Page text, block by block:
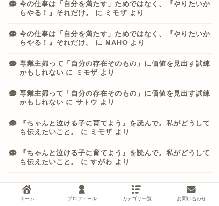
今の仕事は「自分を満たす」ためではなく、『やりたいか
らやる！』それだけ。
に ミモザ より
今の仕事は「自分を満たす」ためではなく、『やりたいか
らやる！』それだけ。
に MAHO より
専業主婦って「自分の存在そのもの」に価値を見出す試練
かもしれない に ミモザ より
専業主婦って「自分の存在そのもの」に価値を見出す試練
かもしれない に サトウ より
『ちゃんと泣ける子に育てよう』を読んで。私がどうして
も伝えたいこと。
に ミモザ より
『ちゃんと泣ける子に育てよう』を読んで。私がどうして
も伝えたいこと。
に すがわ より
人気記事
ホーム プロフィール カテゴリ一覧 お問い合わせ